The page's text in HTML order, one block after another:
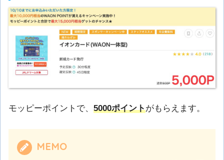
モッピーポイントで、 5000ポイントがもらえます。
MEMO